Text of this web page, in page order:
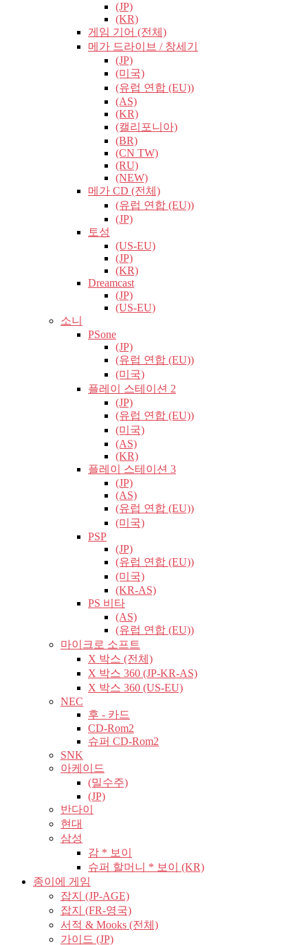
(JP)
(KR)
게임 기어 (전체)
메가 드라이브 / 창세기
(JP)
(미국)
(유럽​​ 연합 (EU))
(AS)
(KR)
(캘리포니아)
(BR)
(CN TW)
(RU)
(NEW)
메가 CD (전체)
(유럽​​ 연합 (EU))
(JP)
토성
(US-EU)
(JP)
(KR)
Dreamcast
(JP)
(US-EU)
소니
PSone
(JP)
(유럽​​ 연합 (EU))
(미국)
플레이 스테이션 2
(JP)
(유럽​​ 연합 (EU))
(미국)
(AS)
(KR)
플레이 스테이션 3
(JP)
(AS)
(유럽​​ 연합 (EU))
(미국)
PSP
(JP)
(유럽​​ 연합 (EU))
(미국)
(KR-AS)
PS 비타
(AS)
(유럽​​ 연합 (EU))
마이크로 소프트
X 박스 (전체)
X 박스 360 (JP-KR-AS)
X 박스 360 (US-EU)
NEC
후 - 카드
CD-Rom2
슈퍼 CD-Rom2
SNK
아케이드
(밀수주)
(JP)
반다이
현대
삼성
감 * 보이
슈퍼 할머니 * 보이 (KR)
종이에 게임
잡지 (JP-AGE)
잡지 (FR-영국)
서적 & Mooks (전체)
가이드 (JP)